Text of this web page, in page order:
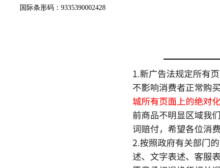
国际条形码：9335390002428